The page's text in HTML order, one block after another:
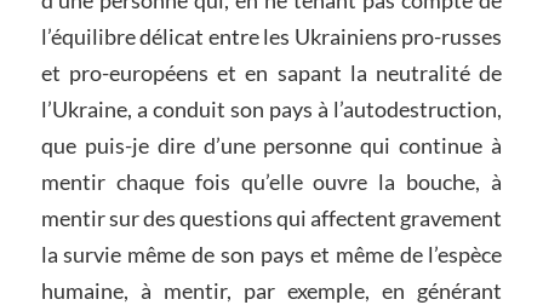
l’équilibre délicat entre les Ukrainiens pro-russes
et pro-européens et en sapant la neutralité de
l’Ukraine, a conduit son pays à l’autodestruction,
que puis-je dire d’une personne qui continue à
mentir chaque fois qu’elle ouvre la bouche, à
mentir sur des questions qui affectent gravement
la survie même de son pays et même de l’espèce
humaine, à mentir, par exemple, en générant